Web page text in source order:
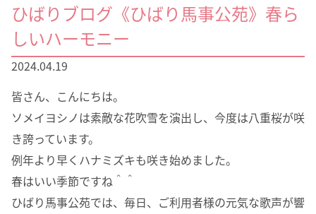
個人情報保護方針
ひばりブログ《ひばり馬事公苑》春ら
しいハーモニー
2024.04.19
皆さん、こんにちは。
ソメイヨシノは素敵な花吹雪を演出し、今度は八重桜が咲
き誇っています。
例年より早くハナミズキも咲き始めました。
春はいい季節ですね＾＾
ひばり馬事公苑では、毎日、ご利用者様の元気な歌声が響